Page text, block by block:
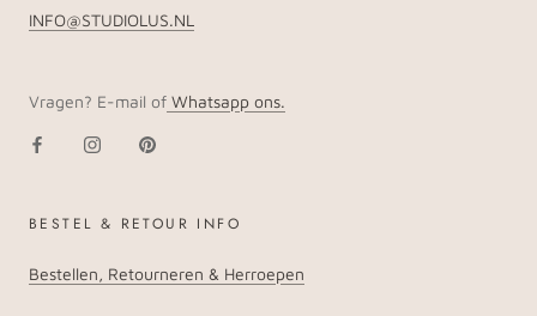
INFO@STUDIOLUS.NL
Vragen? E-mail of Whatsapp ons.
BESTEL & RETOUR INFO
Bestellen, Retourneren & Herroepen